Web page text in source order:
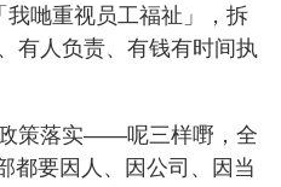
哋重视员工福祉」，拆
有人负责、有钱有时间执
策落实——呢三样嘢，全
都要因人、因公司、因当